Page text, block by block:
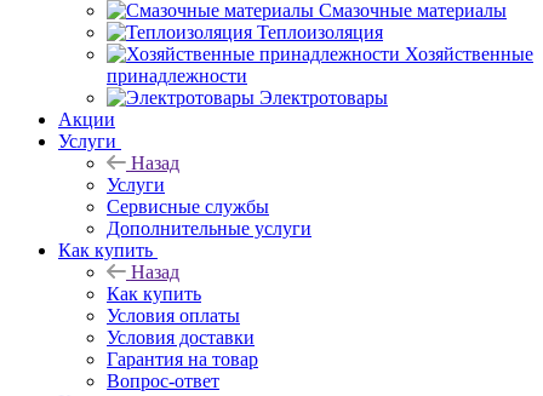
Смазочные материалы
Теплоизоляция
Хозяйственные
принадлежности
Электротовары
Акции
Услуги
Назад
Услуги
Сервисные службы
Дополнительные услуги
Как купить
Назад
Как купить
Условия оплаты
Условия доставки
Гарантия на товар
Вопрос-ответ